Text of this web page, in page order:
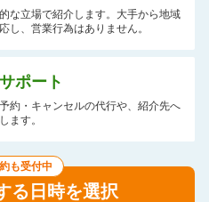
な立場で紹介します。大手から地域
し、営業行為はありません。
ポート
約・キャンセルの代行や、紹介先へ
ます。
も受付中
る日時を選択